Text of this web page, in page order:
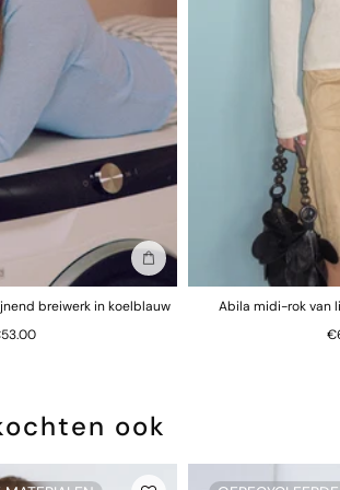
In winkelmand
breiwerk in koelblauw
Abila midi-rok van
ook